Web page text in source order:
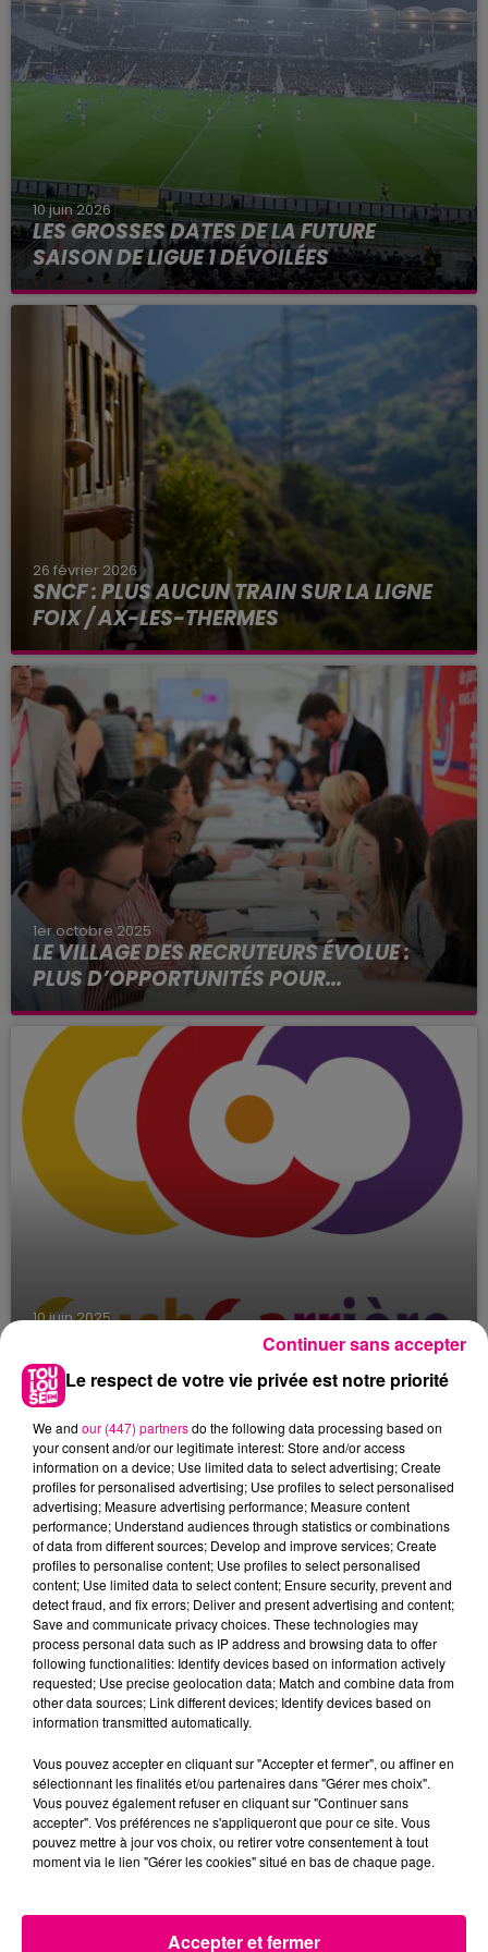
10 juin 2026
LES GROSSES DATES DE LA FUTURE
SAISON DE LIGUE 1 DÉVOILÉES
Parmi les grosses dates de la saison à venir, une
ultime journée au Parc des Princes en mai
prochain.
26 février 2026
SNCF : PLUS AUCUN TRAIN SUR LA LIGNE
FOIX / AX-LES-THERMES
Fermé à la circulation depuis le 18 février, le
tronçon reliant Foix à Ax-les-Thermes (Ariège)
ne rouvrira pas avant plusieurs mois, selon SNCF
Réseau...
1er octobre 2025
LE VILLAGE DES RECRUTEURS ÉVOLUE :
PLUS D’OPPORTUNITÉS POUR...
Vous êtes en recherche d’emploi ou en
reconversion ? Vous connaissez peut-être déjà
Le Village des Recruteurs dont la prochaine
édition se déroulera les 8 et...
10 juin 2025
CONSULTANT.E RH INDÉPENDANT.E
Notre cabinet digital, il n’est pas comme les
autres : 100 % tourné vers l’emploi des jeunes,
tous secteurs confondus, partout en France, un
projet sociétal,...
23 mai 2025
QUI VA TROUVER CHOCOLATINE ET
GAGNER DES CADEAUX LORS DE «
TOULOUSE...
Vendredi 30 mai
Le respect de votre vie privée est notre priorité
We and our (447) partnersdo the following data processing based on
your consent and/or our legitimate interest: Store and/or access
information on a device; Use limited data to select advertising; Create
profiles for personalised advertising; Use profiles to select personalised
advertising; Measure advertising performance; Measure content
performance; Understand audiences through statistics or combinations
of data from different sources; Develop and improve services; Create
profiles to personalise content; Use profiles to select personalised
content; Use limited data to select content; Ensure security, prevent and
detect fraud, and fix errors; Deliver and present advertising and content;
Save and communicate privacy choices. These technologies may
process personal data such as IP address and browsing data to offer
following functionalities: Identify devices based on information actively
requested; Use precise geolocation data; Match and combine data from
other data sources; Link different devices; Identify devices based on
information transmitted automatically.
Vous pouvez accepter en cliquant sur "Accepter et fermer", ou affiner en
sélectionnant les finalités et/ou partenaires dans "Gérer mes choix".
Vous pouvez également refuser en cliquant sur "Continuer sans
accepter". Vos préférences ne s'appliqueront que pour ce site. Vous
pouvez mettre à jour vos choix, ou retirer votre consentement à tout
moment via le lien "Gérer les cookies" situé en bas de chaque page.
Accepter et fermer
Continuer sans accepter